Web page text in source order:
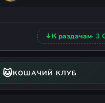
↓К раздачам· 3
🐱КОШАЧИЙ КЛУБ